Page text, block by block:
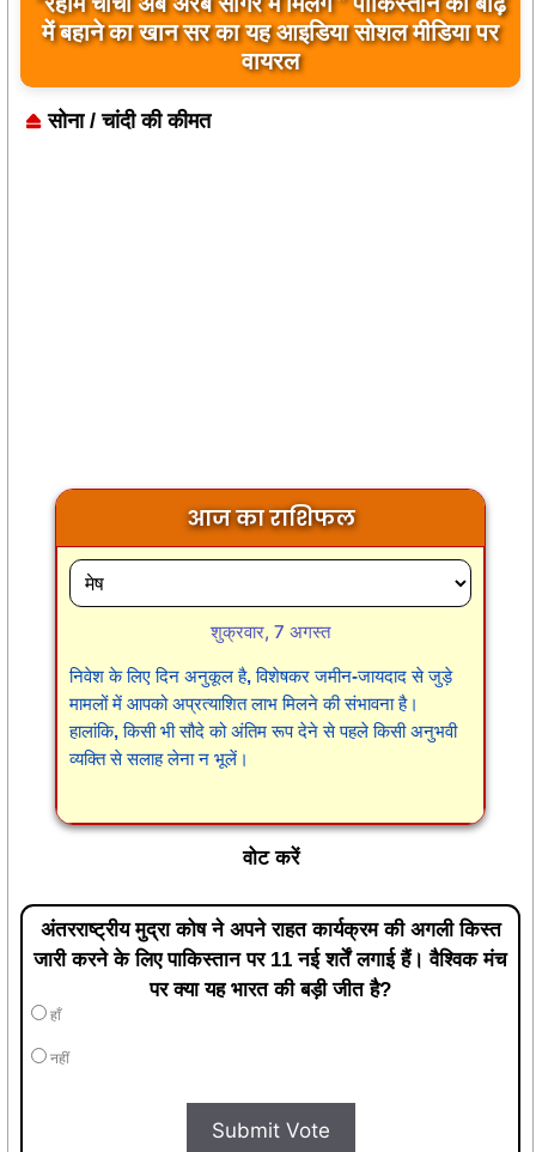
में बहाने का खान सर का यह आइडिया सोशल मीडिया पर
वायरल
बिलावल भुट्टो द्वारा सिंधु नदी और भारत को लेकर दिए गए
बयान पर भारत के केंद्रीय मंत्रियों की कड़ी प्रतिक्रिया
सोना / चांदी की कीमत
आज का राशिफल
शुक्रवार, 7 अगस्त
निवेश के लिए दिन अनुकूल है, विशेषकर जमीन-जायदाद से जुड़े
मामलों में आपको अप्रत्याशित लाभ मिलने की संभावना है।
हालांकि, किसी भी सौदे को अंतिम रूप देने से पहले किसी अनुभवी
व्यक्ति से सलाह लेना न भूलें।
वोट करें
अंतरराष्ट्रीय मुद्रा कोष ने अपने राहत कार्यक्रम की अगली किस्त
जारी करने के लिए पाकिस्तान पर 11 नई शर्तें लगाई हैं। वैश्विक मंच
पर क्या यह भारत की बड़ी जीत है?
हाँ
नहीं
Submit Vote